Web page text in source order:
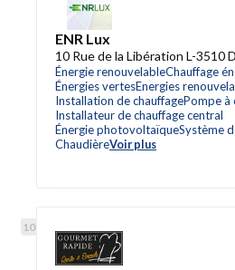
ENR Lux
10 Rue de la Libération L-3510
Énergie renouvelableChauffage
Énergies vertesEnergies
Installation de chauffagePompe à
Installateur de chauffage central
Énergie photovoltaïqueSystème
ChaudièreVoir plus